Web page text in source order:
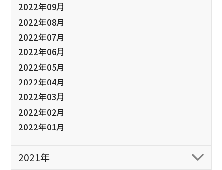
2022年09月
2022年08月
2022年07月
2022年06月
2022年05月
2022年04月
2022年03月
2022年02月
2022年01月
2021年